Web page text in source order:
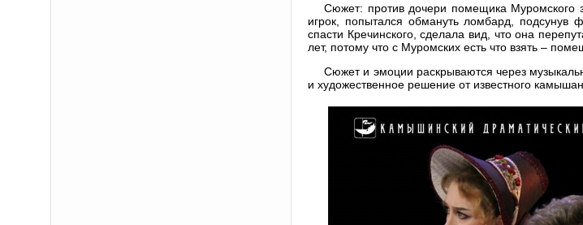
Сюжет: против дочери помещика Муромского
игрок, попытался обмануть ломбард,
спасти Кречинского, сделала вид, что она
лет, потому что с Муромских есть что взять –
Сюжет и эмоции раскрываются через
и художественное решение от известного